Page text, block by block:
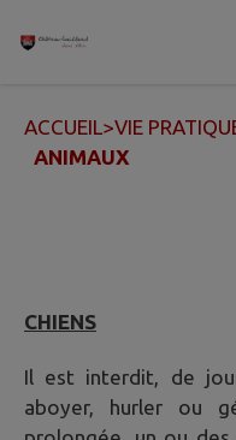
Contenu
ACCUEIL>VIE
ANIMAUX
CHIENS
Il est interdit, de
aboyer, hurler ou